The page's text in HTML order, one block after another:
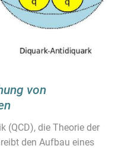
von
(QCD), die Theorie der
den Aufbau eines